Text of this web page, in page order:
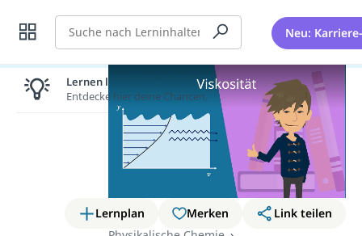
Suche Neu:
Lernplan Merken
Link teilen
Lernen lohnt sich!
Entdecke hier deine Chancen.